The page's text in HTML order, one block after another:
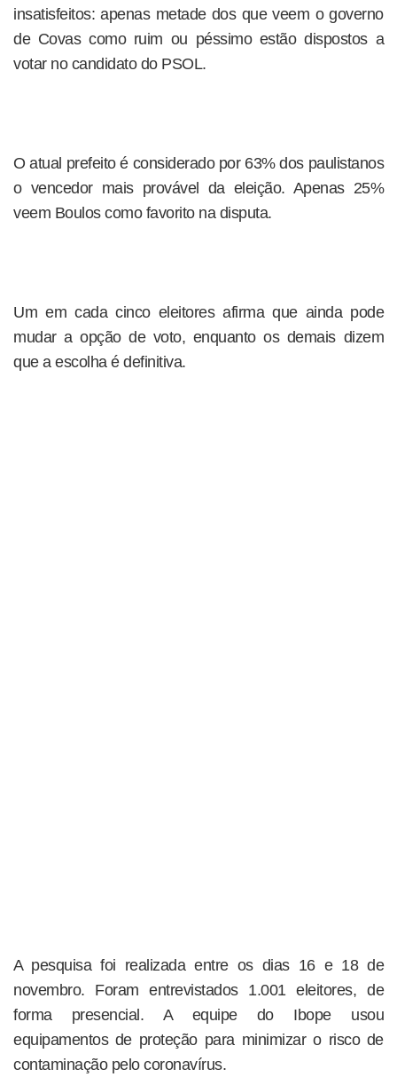
insatisfeitos: apenas metade dos que veem o governo
de Covas como ruim ou péssimo estão dispostos a
votar no candidato do PSOL.
O atual prefeito é considerado por 63% dos paulistanos
o vencedor mais provável da eleição. Apenas 25%
veem Boulos como favorito na disputa.
Um em cada cinco eleitores afirma que ainda pode
mudar a opção de voto, enquanto os demais dizem
que a escolha é definitiva.
A pesquisa foi realizada entre os dias 16 e 18 de
novembro. Foram entrevistados 1.001 eleitores, de
forma presencial. A equipe do Ibope usou
equipamentos de proteção para minimizar o risco de
contaminação pelo coronavírus.